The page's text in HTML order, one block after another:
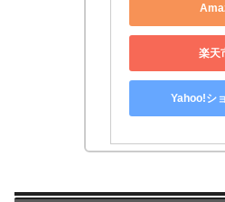
楽天
Yahoo!シ